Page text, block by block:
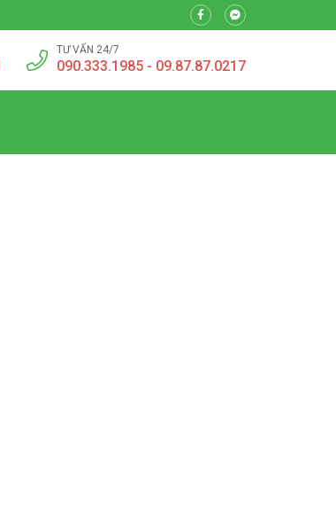
TƯ VẤN 24/7
090.333.1985 - 09.87.87.0217